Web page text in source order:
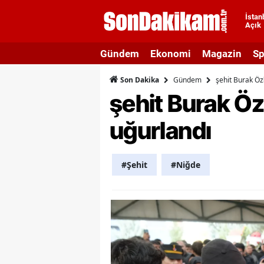
Açık
Gündem Ekonomi Magazin
Son Dakika Gündem şehit Burak
şehit Burak
uğurlandı
#Şehit #Niğde